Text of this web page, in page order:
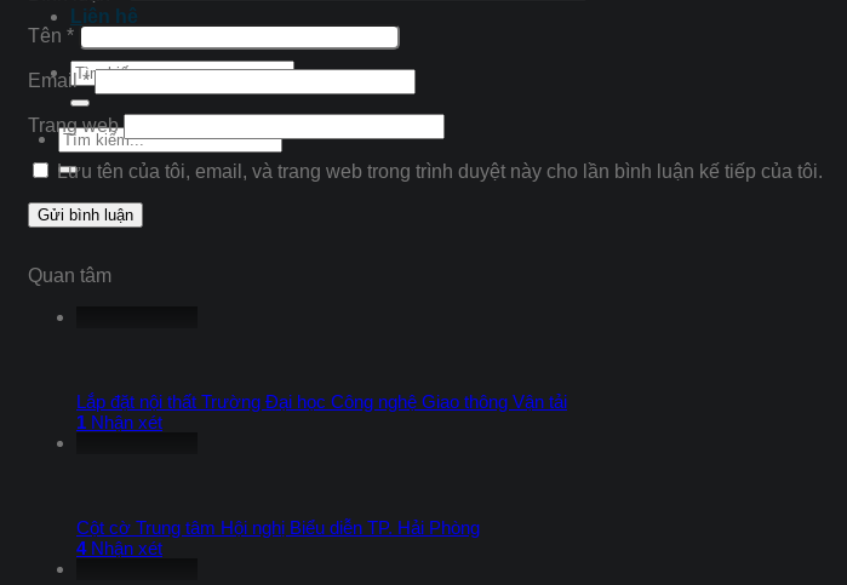
Liên hệ
Tìm
kiếm:
Tìm
kiếm:
Tên *
Email*
Trang web
Lưu tên của tôi, email, và trang web trong trình duyệt này cho lần bình luận kế tiếp của tôi.
Quan tâm
Lắp đặt nội thất Trường Đại học Công nghệ Giao thông Vận tải
1 Nhận xét
Cột cờ Trung tâm Hội nghị Biểu diễn TP. Hải Phòng
4Nhận xét